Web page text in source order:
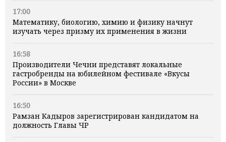
17:00
Математику, биологию, химию и физику начнут
изучать через призму их применения в жизни
16:58
Производители Чечни представят локальные
гастробренды на юбилейном фестивале «Вкусы
России» в Москве
16:50
Рамзан Кадыров зарегистрирован кандидатом на
должность Главы ЧР